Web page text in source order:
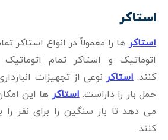
استاکر
استاکر ها را معمولاً در انواع استاکر
اتوماتیک و استاکر تمام
کنند.استاکر نوعی از تجهیزات
حمل بار را داراست.استاکر ها این
می دهد تا بار سنگین را برای نفر را
کنند.